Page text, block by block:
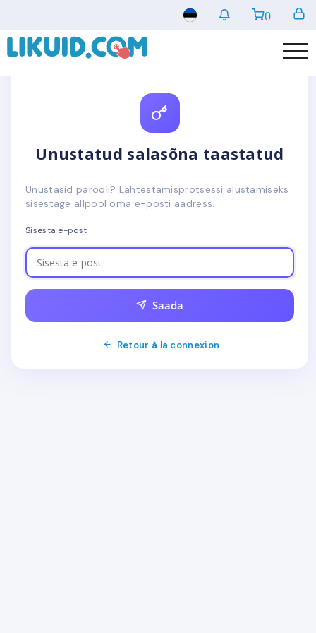
0
Unustatud salasõna taastatud
Unustasid parooli? Lähtestamisprotsessi alustamiseks
sisestage allpool oma e-posti aadress.
Sisesta e-post
Saada
Retour à la connexion